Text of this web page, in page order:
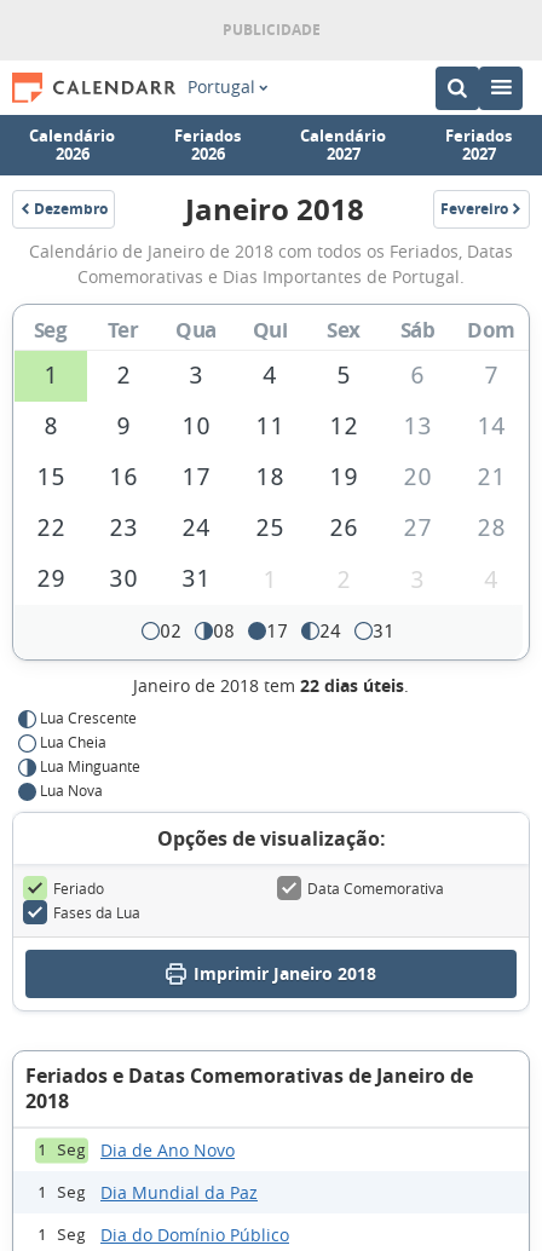
Portugal
Calendário
2026
Feriados
2026
Calendário
2027
Feriados
2027
Dezembro
2017
Calendário
de
Janeiro
de
2018
Janeiro 2018 Fevereiro
2018
Calendário de Janeiro de 2018 com todos os Feriados, Datas
Comemorativas e Dias Importantes de Portugal.
Seg Ter Qua Qui Sex Sáb Dom
1 2 3 4 5 6
7
8
9 10 11 12 13
14
15
16 17 18 19 20
21
22
23 24 25 26 27
28
29
30 31 1 2 3 4
02 08 17 24 31
Janeiro de 2018 tem 22 dias úteis.
Lua Crescente
Lua Cheia
Lua Minguante
Lua Nova
Opções de visualização:
Feriado
Data Comemorativa
Fases da Lua
Imprimir Janeiro 2018
Feriados e Datas Comemorativas de Janeiro de
2018
1 Seg Dia de Ano Novo
1 Seg Dia Mundial da Paz
1 Seg Dia do Domínio Público